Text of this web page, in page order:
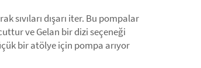
dışarı iter. Bu pompalar
ve Gelan bir dizi seçeneği
bir atölye için pompa arıyor